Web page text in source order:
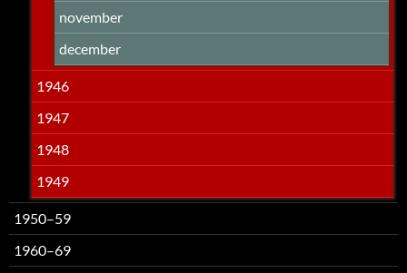
november
december
1946
1947
1948
1949
1950–59
1960–69